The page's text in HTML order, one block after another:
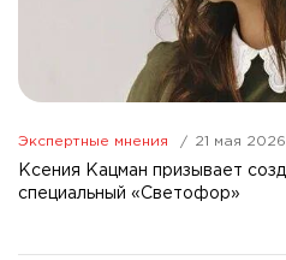
Экспертные мнения 21 мая
Ксения Кацман призывает
специальный «Светофор»